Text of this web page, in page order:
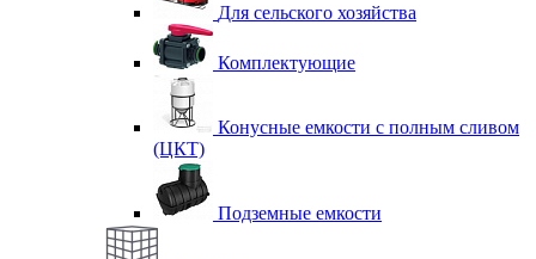
Для сельского хозяйства
Комплектующие
Конусные емкости с полным сливом
(ЦКТ)
Подземные емкости